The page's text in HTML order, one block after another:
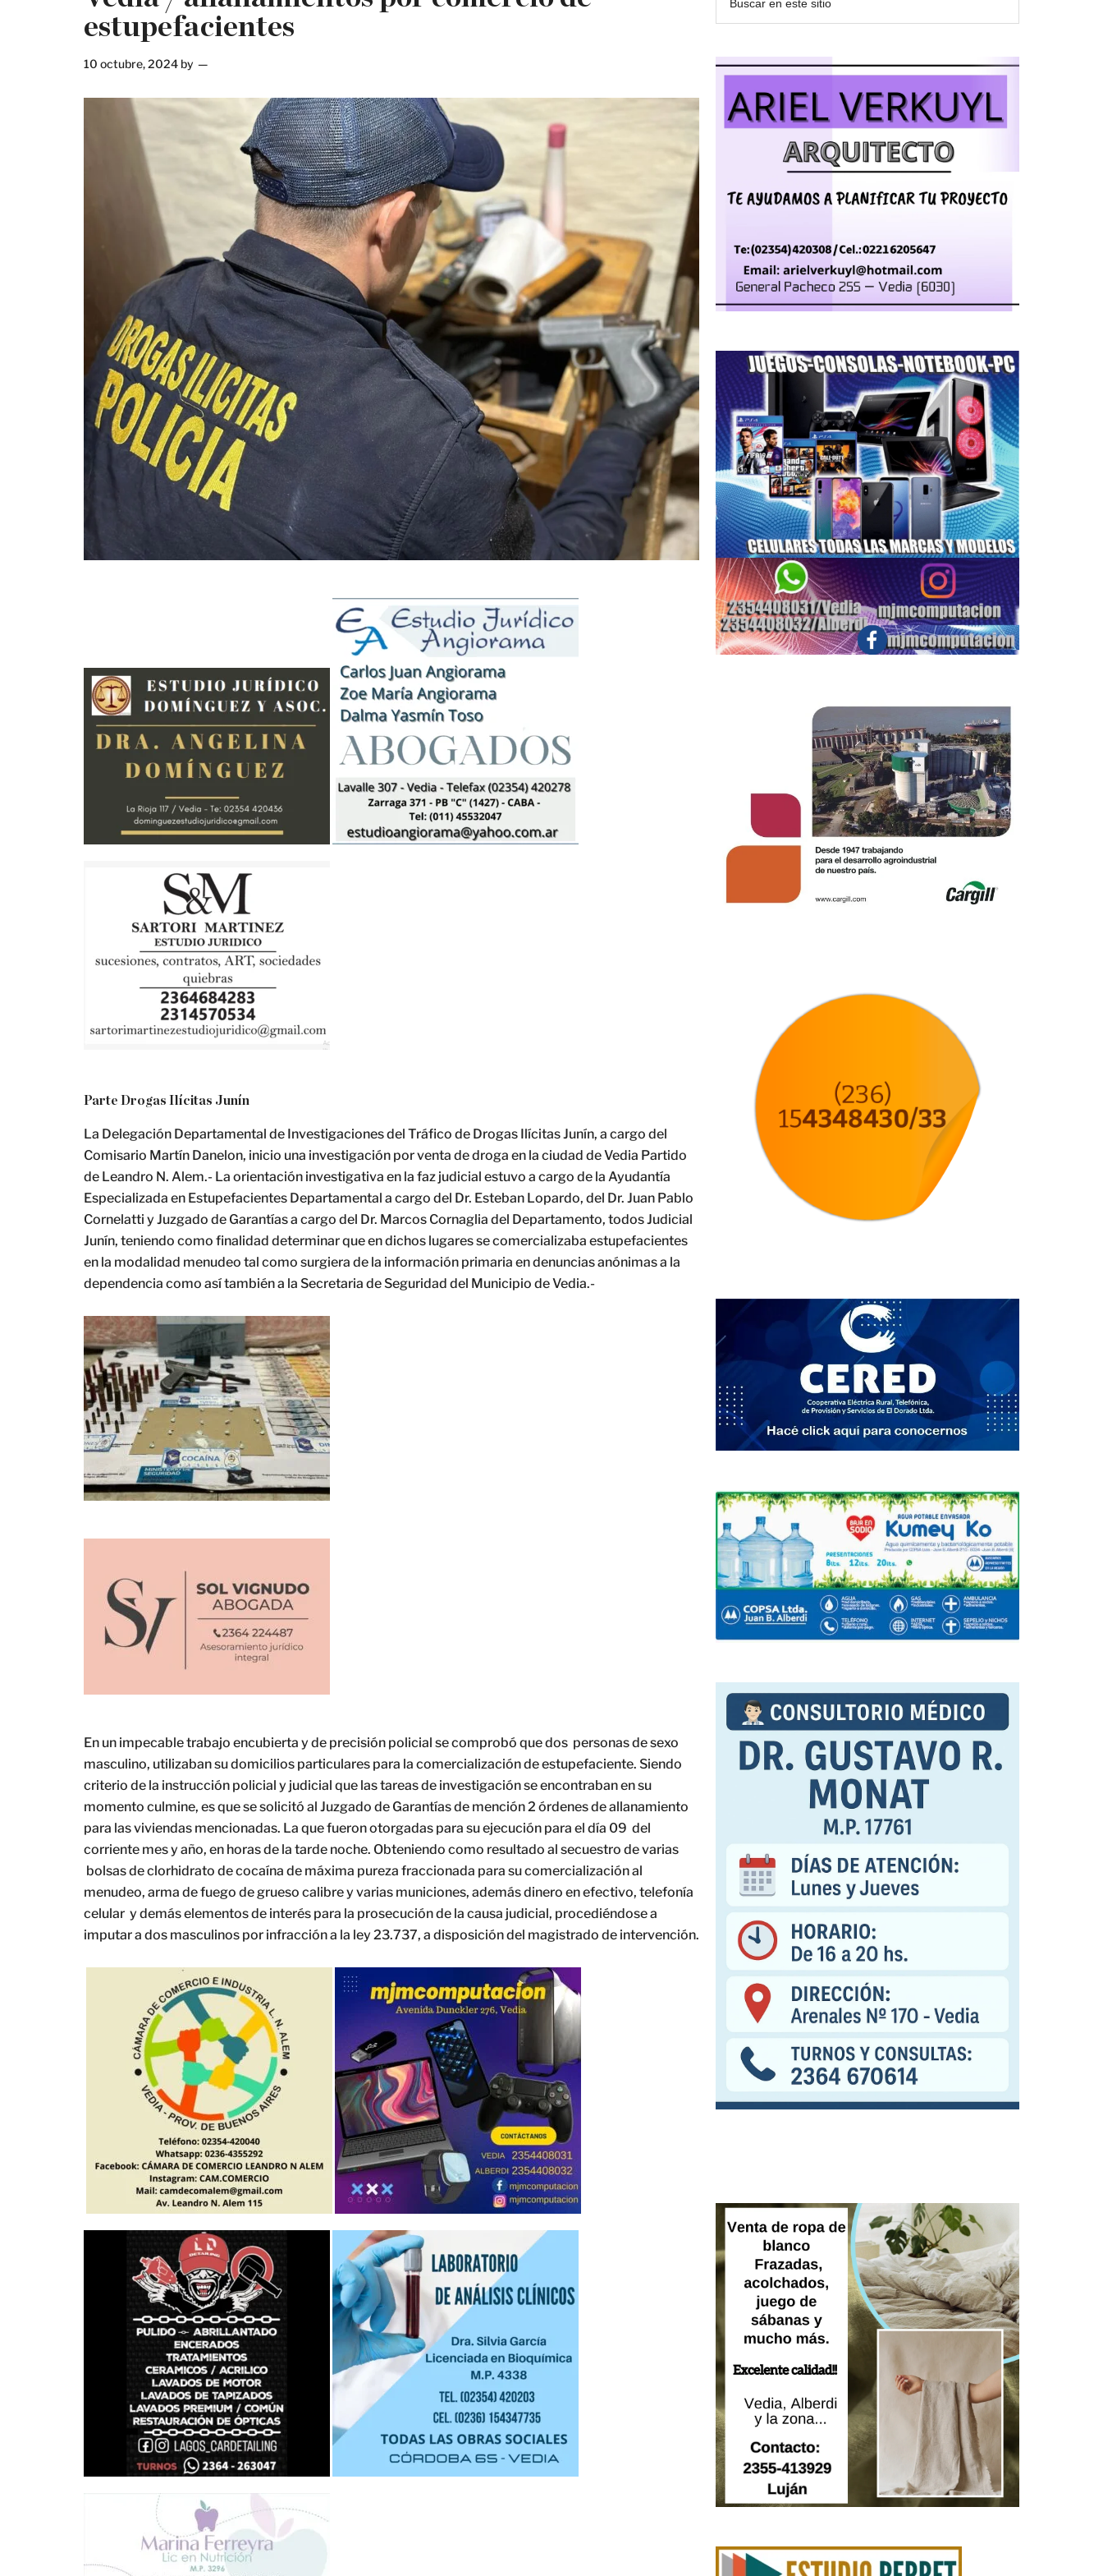
estupefacientes
10 octubre, 2024 by
Parte Drogas Ilícitas Junín
La Delegación Departamental de Investigaciones del Tráfico de Drogas Ilícitas Junín, a cargo del
Comisario Martín Danelon, inicio una investigación por venta de droga en la ciudad de Vedia Partido
de Leandro N. Alem.- La orientación investigativa en la faz judicial estuvo a cargo de la Ayudantía
Especializada en Estupefacientes Departamental a cargo del Dr. Esteban Lopardo, del Dr. Juan Pablo
Cornelatti y Juzgado de Garantías a cargo del Dr. Marcos Cornaglia del Departamento, todos Judicial
Junín, teniendo como finalidad determinar que en dichos lugares se comercializaba estupefacientes
en la modalidad menudeo tal como surgiera de la información primaria en denuncias anónimas a la
dependencia como así también a la Secretaria de Seguridad del Municipio de Vedia.-
En un impecable trabajo encubierta y de precisión policial se comprobó que dos personas de sexo
masculino, utilizaban su domicilios particulares para la comercialización de estupefaciente. Siendo
criterio de la instrucción policial y judicial que las tareas de investigación se encontraban en su
momento culmine, es que se solicitó al Juzgado de Garantías de mención 2 órdenes de allanamiento
para las viviendas mencionadas. La que fueron otorgadas para su ejecución para el día 09 del
corriente mes y año, en horas de la tarde noche. Obteniendo como resultado al secuestro de varias
bolsas de clorhidrato de cocaína de máxima pureza fraccionada para su comercialización al
menudeo, arma de fuego de grueso calibre y varias municiones, además dinero en efectivo, telefonía
celular y demás elementos de interés para la prosecución de la causa judicial, procediéndose a
imputar a dos masculinos por infracción a la ley 23.737, a disposición del magistrado de intervención.